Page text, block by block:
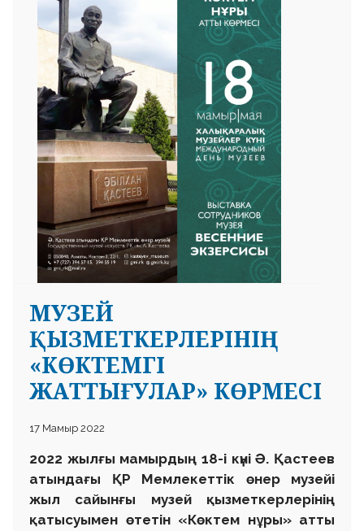
МУЗЕЙ
ҚЫЗМЕТКЕРЛЕРІНІҢ
«КӨКТЕМГІ
ЖАТТЫҒУЛАР» КӨРМЕСІ
17 Мамыр 2022
2022 жылғы мамырдың 18-і күні Ә. Қастеев
атындағы ҚР Мемлекеттік өнер музейі
жыл сайынғы музей қызметкерлерінің
қатысуымен өтетін «Көктем нұры» атты